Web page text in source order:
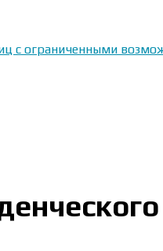
с ограниченными